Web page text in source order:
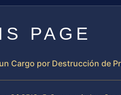
PAGE
Cargo por Destrucción de